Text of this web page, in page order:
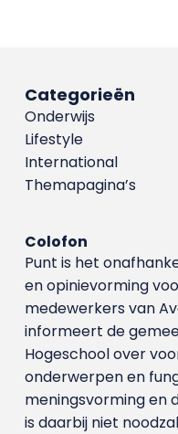
Categorieën
Onderwijs
Lifestyle
International
Themapagina’s
Colofon
Punt is het
en opinievorming
medewerkers van
informeert de
Hogeschool over
onderwerpen en
meningsvorming en
is daarbij niet